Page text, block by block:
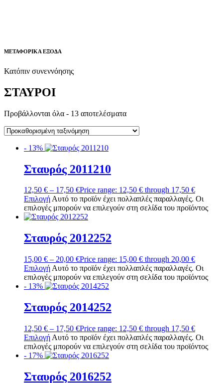
ΜΕΤΑΦΟΡΙΚΑ ΕΞΟΔΑ
Κατόπιν συνεννόησης
ΣΤΑΥΡΟΙ
Προβάλλονται όλα - 13 αποτελέσματα
- 13%
Σταυρός 2011210
12,50 € – 17,50 €Price range: 12,50 € through 17,50 €
ΕπιλογήΑυτό το προϊόν έχει πολλαπλές παραλλαγές. Οι
επιλογές μπορούν να επιλεγούν στη σελίδα του προϊόντος
Σταυρός 2012252
15,00 € – 20,00 €Price range: 15,00 € through 20,00 €
Επιλογή Αυτό το προϊόν έχει πολλαπλές παραλλαγές. Οι
επιλογές μπορούν να επιλεγούν στη σελίδα του προϊόντος
- 13%
Σταυρός 2014252
12,50 € – 17,50 €Price range: 12,50 € through 17,50 €
Επιλογή Αυτό το προϊόν έχει πολλαπλές παραλλαγές. Οι
επιλογές μπορούν να επιλεγούν στη σελίδα του προϊόντος
- 17%
Σταυρός 2016252